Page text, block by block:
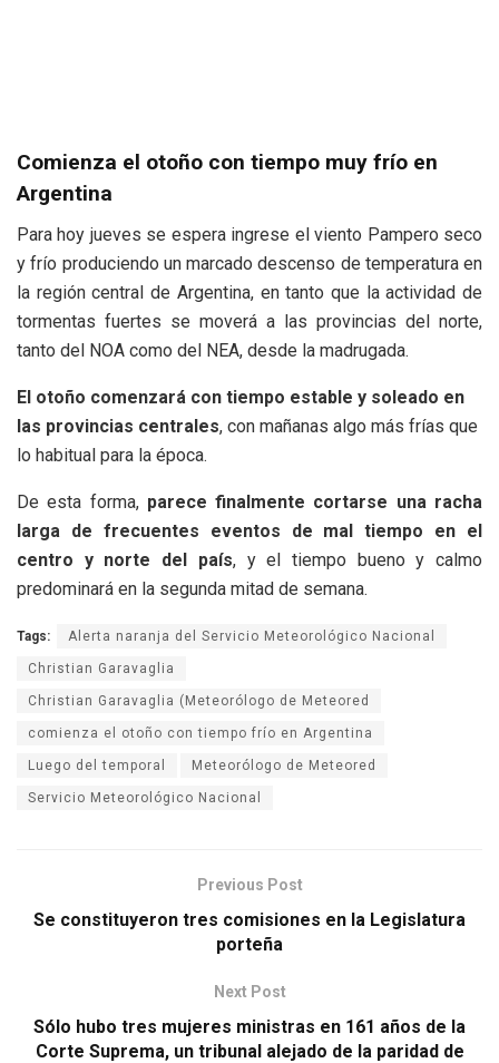
Comienza el otoño con tiempo muy frío en
Argentina
Para hoy jueves se espera ingrese el viento Pampero seco
y frío produciendo un marcado descenso de temperatura en
la región central de Argentina, en tanto que la actividad de
tormentas fuertes se moverá a las provincias del norte,
tanto del NOA como del NEA, desde la madrugada.
El otoño comenzará con tiempo estable y soleado en
las provincias centrales, con mañanas algo más frías que
lo habitual para la época.
De esta forma, parece finalmente cortarse una racha
larga de frecuentes eventos de mal tiempo en el
centro y norte del país, y el tiempo bueno y calmo
predominará en la segunda mitad de semana.
Tags: Alerta naranja del Servicio Meteorológico Nacional
Christian Garavaglia
Christian Garavaglia (Meteorólogo de Meteored
comienza el otoño con tiempo frío en Argentina
Luego del temporal Meteorólogo de Meteored
Servicio Meteorológico Nacional
Previous Post
Se constituyeron tres comisiones en la Legislatura
porteña
Next Post
Sólo hubo tres mujeres ministras en 161 años de la
Corte Suprema, un tribunal alejado de la paridad de